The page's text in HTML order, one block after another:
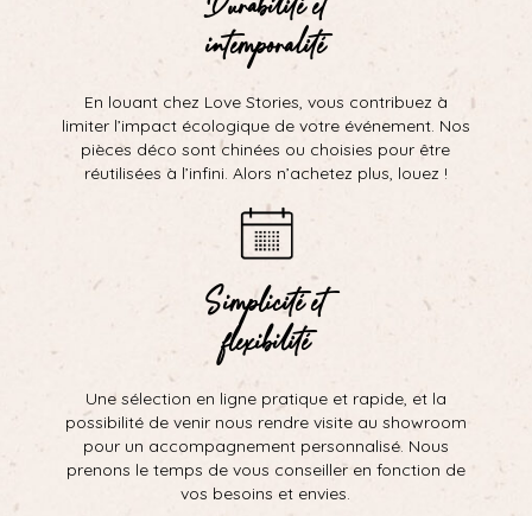
intemporalité
En louant chez Love Stories, vous contribuez à
limiter l’impact écologique de votre événement. Nos
pièces déco sont chinées ou choisies pour être
réutilisées à l’infini. Alors n’achetez plus, louez !
Simplicité et
flexibilité
Une sélection en ligne pratique et rapide, et la
possibilité de venir nous rendre visite au showroom
pour un accompagnement personnalisé. Nous
prenons le temps de vous conseiller en fonction de
vos besoins et envies.